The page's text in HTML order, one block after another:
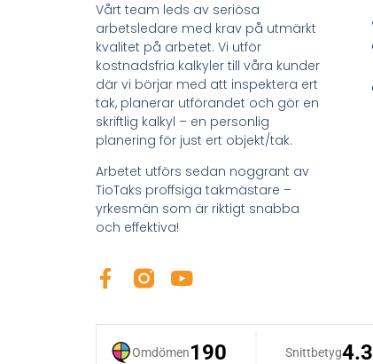
Vårt team leds av seriösa
arbetsledare med krav på utmärkt
kvalitet på arbetet. Vi utför
kostnadsfria kalkyler till våra kunder
där vi börjar med att inspektera ert
tak, planerar utförandet och gör en
skriftlig kalkyl – en personlig
planering för just ert objekt/tak.
Arbetet utförs sedan noggrant av
TioTaks proffsiga takmästare –
yrkesmän som är riktigt snabba
och effektiva!